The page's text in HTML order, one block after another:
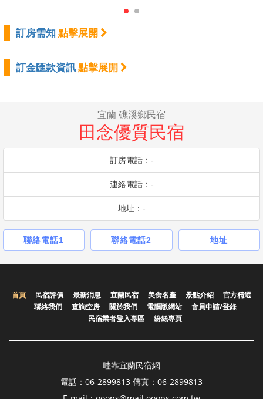
訂房需知 點擊展開
訂金匯款資訊 點擊展開
宜蘭 礁溪鄉民宿
田念優質民宿
訂房電話：-
連絡電話：-
地址：-
聯絡電話1 聯絡電話2 地址
首頁 民宿評價 最新消息 宜蘭民宿 美食名產 景點介紹
官方精選
聯絡我們
查詢空房 關於我們 電腦版網站
會員申請/登錄
民宿業者登入專區
紛絲專頁
哇靠宜蘭民宿網
電話：06-2899813 傳真：06-2899813